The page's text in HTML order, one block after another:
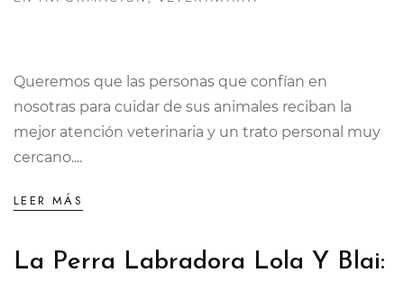
Queremos que las personas que confían en
nosotras para cuidar de sus animales reciban la
mejor atención veterinaria y un trato personal muy
cercano....
LEER MÁS
La Perra Labradora Lola Y Blai: